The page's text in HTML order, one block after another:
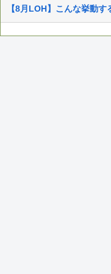
【8月LOH】こんな挙動